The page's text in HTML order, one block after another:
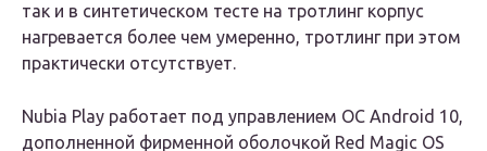
так и в синтетическом тесте на тротлинг корпус
нагревается более чем умеренно, тротлинг при этом
практически отсутствует.
Nubia Play работает под управлением ОС Android 10,
дополненной фирменной оболочкой Red Magic OS